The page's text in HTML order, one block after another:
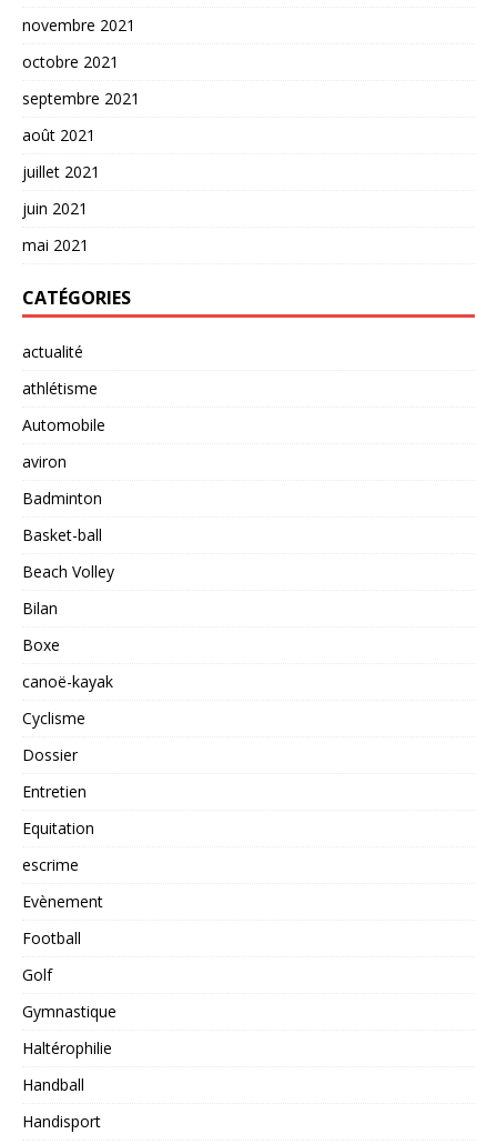
novembre 2021
octobre 2021
septembre 2021
août 2021
juillet 2021
juin 2021
mai 2021
CATÉGORIES
actualité
athlétisme
Automobile
aviron
Badminton
Basket-ball
Beach Volley
Bilan
Boxe
canoë-kayak
Cyclisme
Dossier
Entretien
Equitation
escrime
Evènement
Football
Golf
Gymnastique
Haltérophilie
Handball
Handisport